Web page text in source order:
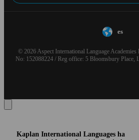
es
© 2026 Aspect International Language
No: 152088224 / Reg office: 5 Bloomsbury Place,
Kaplan International Languages ha